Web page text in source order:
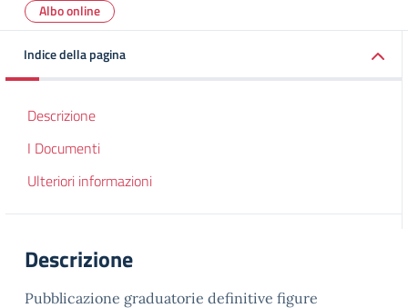
Albo online
Indice della pagina
Descrizione
I Documenti
Ulteriori informazioni
Descrizione
Pubblicazione graduatorie definitive figure